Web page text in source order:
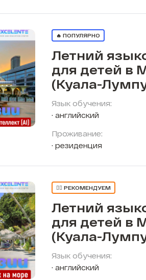
🔥 ПОПУЛЯРНО
Летний
для детей в
(Куала-
Язык обучения:
английский
Проживание:
резиденция
👍🏼 РЕКОМЕНДУЕМ
Летний
для детей в
(Куала-
Язык обучения:
английский